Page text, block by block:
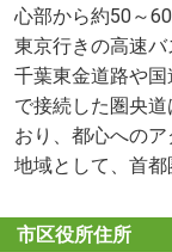
心部から約50～
東京行きの高速バ
千葉東金道路や
で接続した圏央
おり、都心への
地域として、首都
市区役所住所